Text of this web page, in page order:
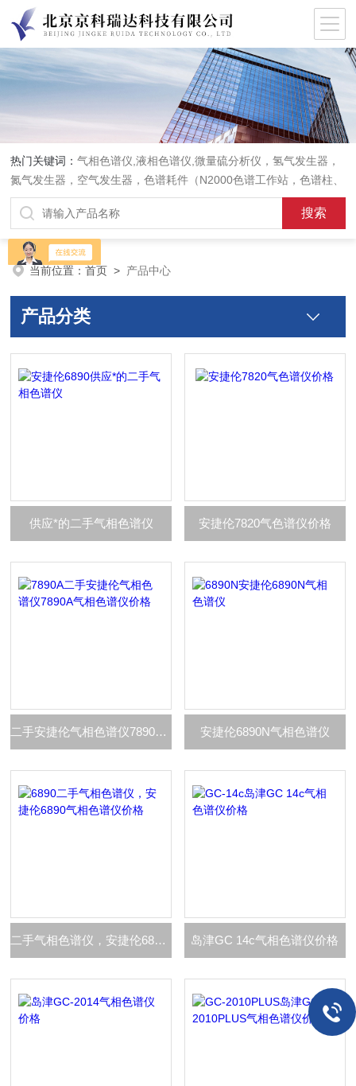
热门关键词：气相色谱仪,液相色谱仪,微量硫分析仪，氢气发生器，
氮气发生器，空气发生器，色谱耗件（N2000色谱工作站，色谱柱、
阀件、进样器、色谱担体），顶空进样器，热解析仪，紫外分光光度
计，原子吸收分光光度计，傅立叶红外光谱仪，分析天平等常规实验
室产品。
当前位置：首页 > 产品中心
产品分类
供应*的二手气相色谱仪 安捷伦7820气色谱仪价格
二手安捷伦气相色谱仪7890A气相色谱仪价格 安捷伦6890N气相色谱仪
二手气相色谱仪，安捷伦6890气相色谱仪价格 岛津GC 14c气相色谱仪价格